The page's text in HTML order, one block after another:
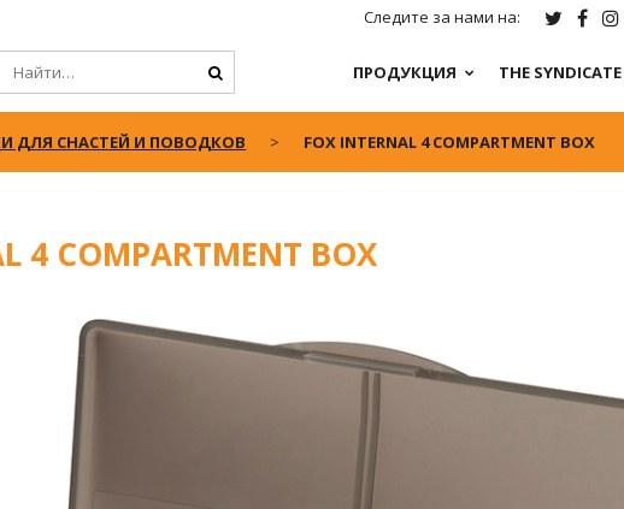
Следите за нами на:
ПРОДУКЦИЯ THE SYNDICATE
ДЛЯ СНАСТЕЙ И ПОВОДКОВ FOX INTERNAL 4 COMPARTMENT BOX
4 COMPARTMENT BOX